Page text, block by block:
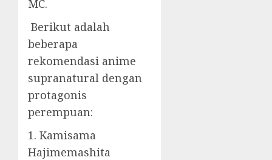
MC.
Berikut adalah
beberapa
rekomendasi anime
supranatural dengan
protagonis
perempuan:
1. Kamisama
Hajimemashita